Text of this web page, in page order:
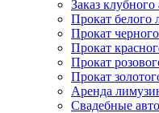
Заказ клубного
Прокат белого
Прокат
Прокат
Прокат
Прокат
Аренда
Свадебные авто